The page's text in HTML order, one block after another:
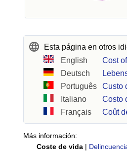
Esta página en otros
English
Cost
Deutsch
Português
Custo
Italiano
Costo
Français
Coût
Más información:
Coste de vida |